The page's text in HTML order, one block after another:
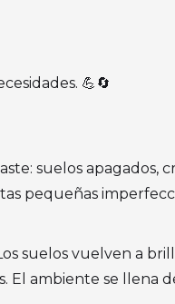
💪🔄
suelos apagados,
pequeñas
suelos vuelven a
El ambiente se llena